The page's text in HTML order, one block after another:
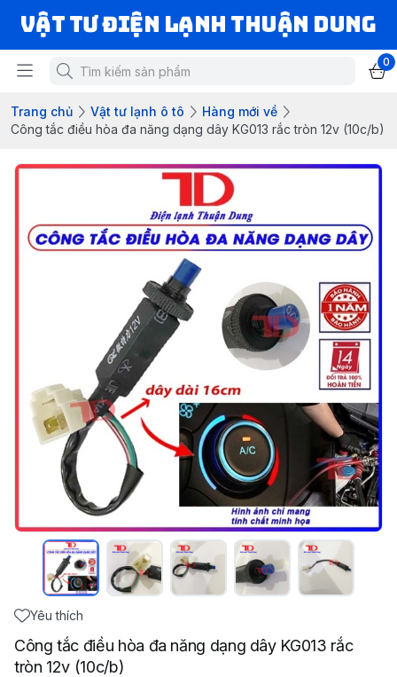
VẬT TƯ ĐIỆN LẠNH THUẬN DUNG
0
Trang chủ Vật tư lạnh ô tô
Hàng mới về
Công tắc điều hòa đa năng dạng dây KG013 rắc tròn 12v (10c/b)
Yêu thích
Công tắc điều hòa đa năng dạng dây KG013 rắc
tròn 12v (10c/b)